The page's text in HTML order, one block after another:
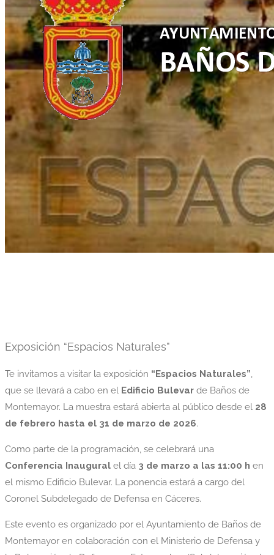
Exposición “Espacios Naturales”
Te invitamos a visitar la exposición “Espacios Naturales”,
que se llevará a cabo en el Edificio Bulevar de Baños de
Montemayor. La muestra estará abierta al público desde el 28
de febrero hasta el 31 de marzo de 2026.
Como parte de la programación, se celebrará una
Conferencia Inaugural el día 3 de marzo a las 11:00 h en
el mismo Edificio Bulevar. La ponencia estará a cargo del
Coronel Subdelegado de Defensa en Cáceres.
Este evento es organizado por el Ayuntamiento de Baños de
Montemayor en colaboración con el Ministerio de Defensa y